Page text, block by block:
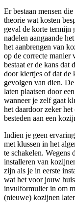
Er bestaan mensen
theorie wat kosten
geval de korte termijn
nadelen aangaande
het aanbrengen van
op de correcte manier
bestaat er de kans dat
door kiertjes of dat de
gevolgen van dien.
laten plaatsen door
wanneer je zelf gaat
het daardoor zeker
besteden aan een
Indien je geen
met klussen in het
te schakelen. Wegens
installeren van
zijn als je in eerste
wat het voor jouw
invulformulier in om
(nieuwe) kozijnen